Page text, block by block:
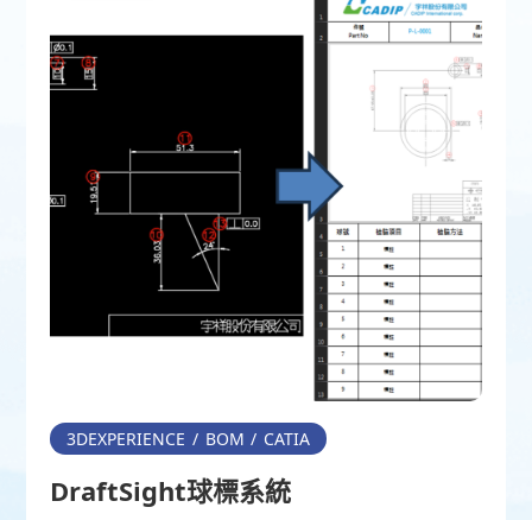
3DEXPERIENCE BOM CATIA
DraftSight球標系統